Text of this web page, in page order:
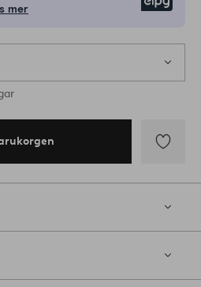
mer
till
favoriter